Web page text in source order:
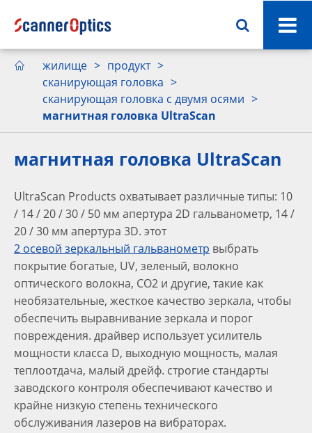
 жилище
продукт
сканирующая головка
сканирующая головка с двумя осями
магнитная головка UltraScan
магнитная головка UltraScan
UltraScan Products охватывает различные типы: 10
/ 14 / 20 / 30 / 50 мм апертура 2D гальванометр, 14 /
20 / 30 мм апертура 3D. этот
2 осевой зеркальный гальванометр выбрать
покрытие богатые, UV, зеленый, волокно
оптического волокна, СО2 и другие, такие как
необязательные, жесткое качество зеркала, чтобы
обеспечить выравнивание зеркала и порог
повреждения. драйвер использует усилитель
мощности класса D, выходную мощность, малая
теплоотдача, малый дрейф. строгие стандарты
заводского контроля обеспечивают качество и
крайне низкую степень технического
обслуживания лазеров на вибраторах.